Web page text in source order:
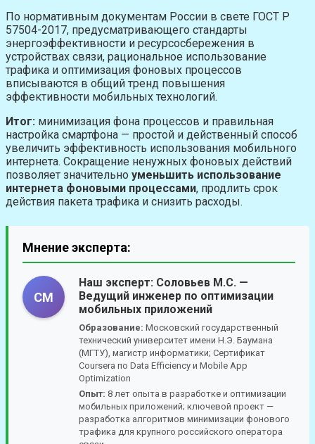
По нормативным документам России в свете ГОСТ Р
57504-2017, предусматривающего стандарты
энергоэффективности и ресурсосбережения в
устройствах связи, рациональное использование
трафика и оптимизация фоновых процессов
вписываются в общий тренд повышения
эффективности мобильных технологий.
Итог: минимизация фона процессов и правильная
настройка смартфона — простой и действенный способ
увеличить эффективность использования мобильного
интернета. Сокращение ненужных фоновых действий
позволяет значительно уменьшить использование
интернета фоновыми процессами, продлить срок
действия пакета трафика и снизить расходы.
Мнение эксперта:
СМ
Наш эксперт: Соловьев М.С. —
Ведущий инженер по оптимизации
мобильных приложений
Образование: Московский государственный
технический университет имени Н.Э. Баумана
(МГТУ), магистр информатики; Сертификат
Coursera по Data Efficiency и Mobile App
Optimization
Опыт: 8 лет опыта в разработке и оптимизации
мобильных приложений; ключевой проект —
разработка алгоритмов минимизации фонового
трафика для крупного российского оператора